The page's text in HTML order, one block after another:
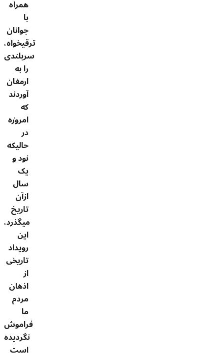
همراه
با
جوانان
ترقیخواه،
سربلندی
را به
ارمغان
آوردند
که
امروزه
در
حالیکه
نود و
یک
سال
ازآن
تاریخ
میگذرد،
این
رویداد
تاریخی
از
اذهان
مردم
ما
فراموش
نگردیده
است